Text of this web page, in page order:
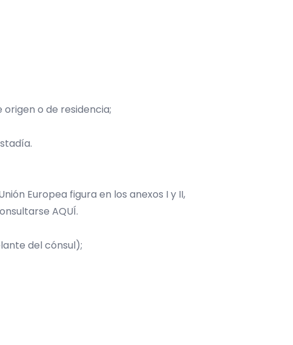
o de residencia;
Europea figura en los anexos I y II,
AQUÍ.
del cónsul);